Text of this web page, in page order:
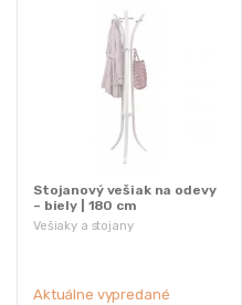
Vešiaky a stojany
Stojanový vešiak na odevy
– biely | 180 cm
Aktuálne vypredané